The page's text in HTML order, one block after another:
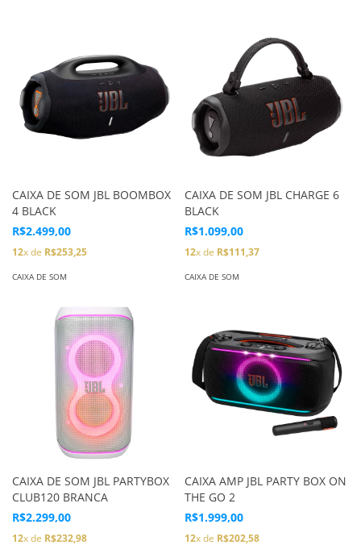
CAIXA DE SOM JBL BOOMBOX
4 BLACK
R$2.499,00
12x de R$253,25
CAIXA DE SOM
CAIXA DE SOM JBL CHARGE 6
BLACK
R$1.099,00
12x de R$111,37
CAIXA DE SOM
CAIXA DE SOM JBL PARTYBOX
CLUB120 BRANCA
R$2.299,00
12x de R$232,98
CAIXA AMP JBL PARTY BOX ON
THE GO 2
R$1.999,00
12x de R$202,58